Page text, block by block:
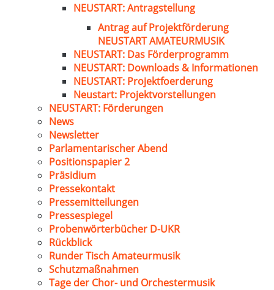
NEUSTART: Antragstellung
Antrag auf Projektförderung
NEUSTART AMATEURMUSIK
NEUSTART: Das Förderprogramm
NEUSTART: Downloads & Informationen
NEUSTART: Projektfoerderung
Neustart: Projektvorstellungen
NEUSTART: Förderungen
News
Newsletter
Parlamentarischer Abend
Positionspapier 2
Präsidium
Pressekontakt
Pressemitteilungen
Pressespiegel
Probenwörterbücher D-UKR
Rückblick
Runder Tisch Amateurmusik
Schutzmaßnahmen
Tage der Chor- und Orchestermusik